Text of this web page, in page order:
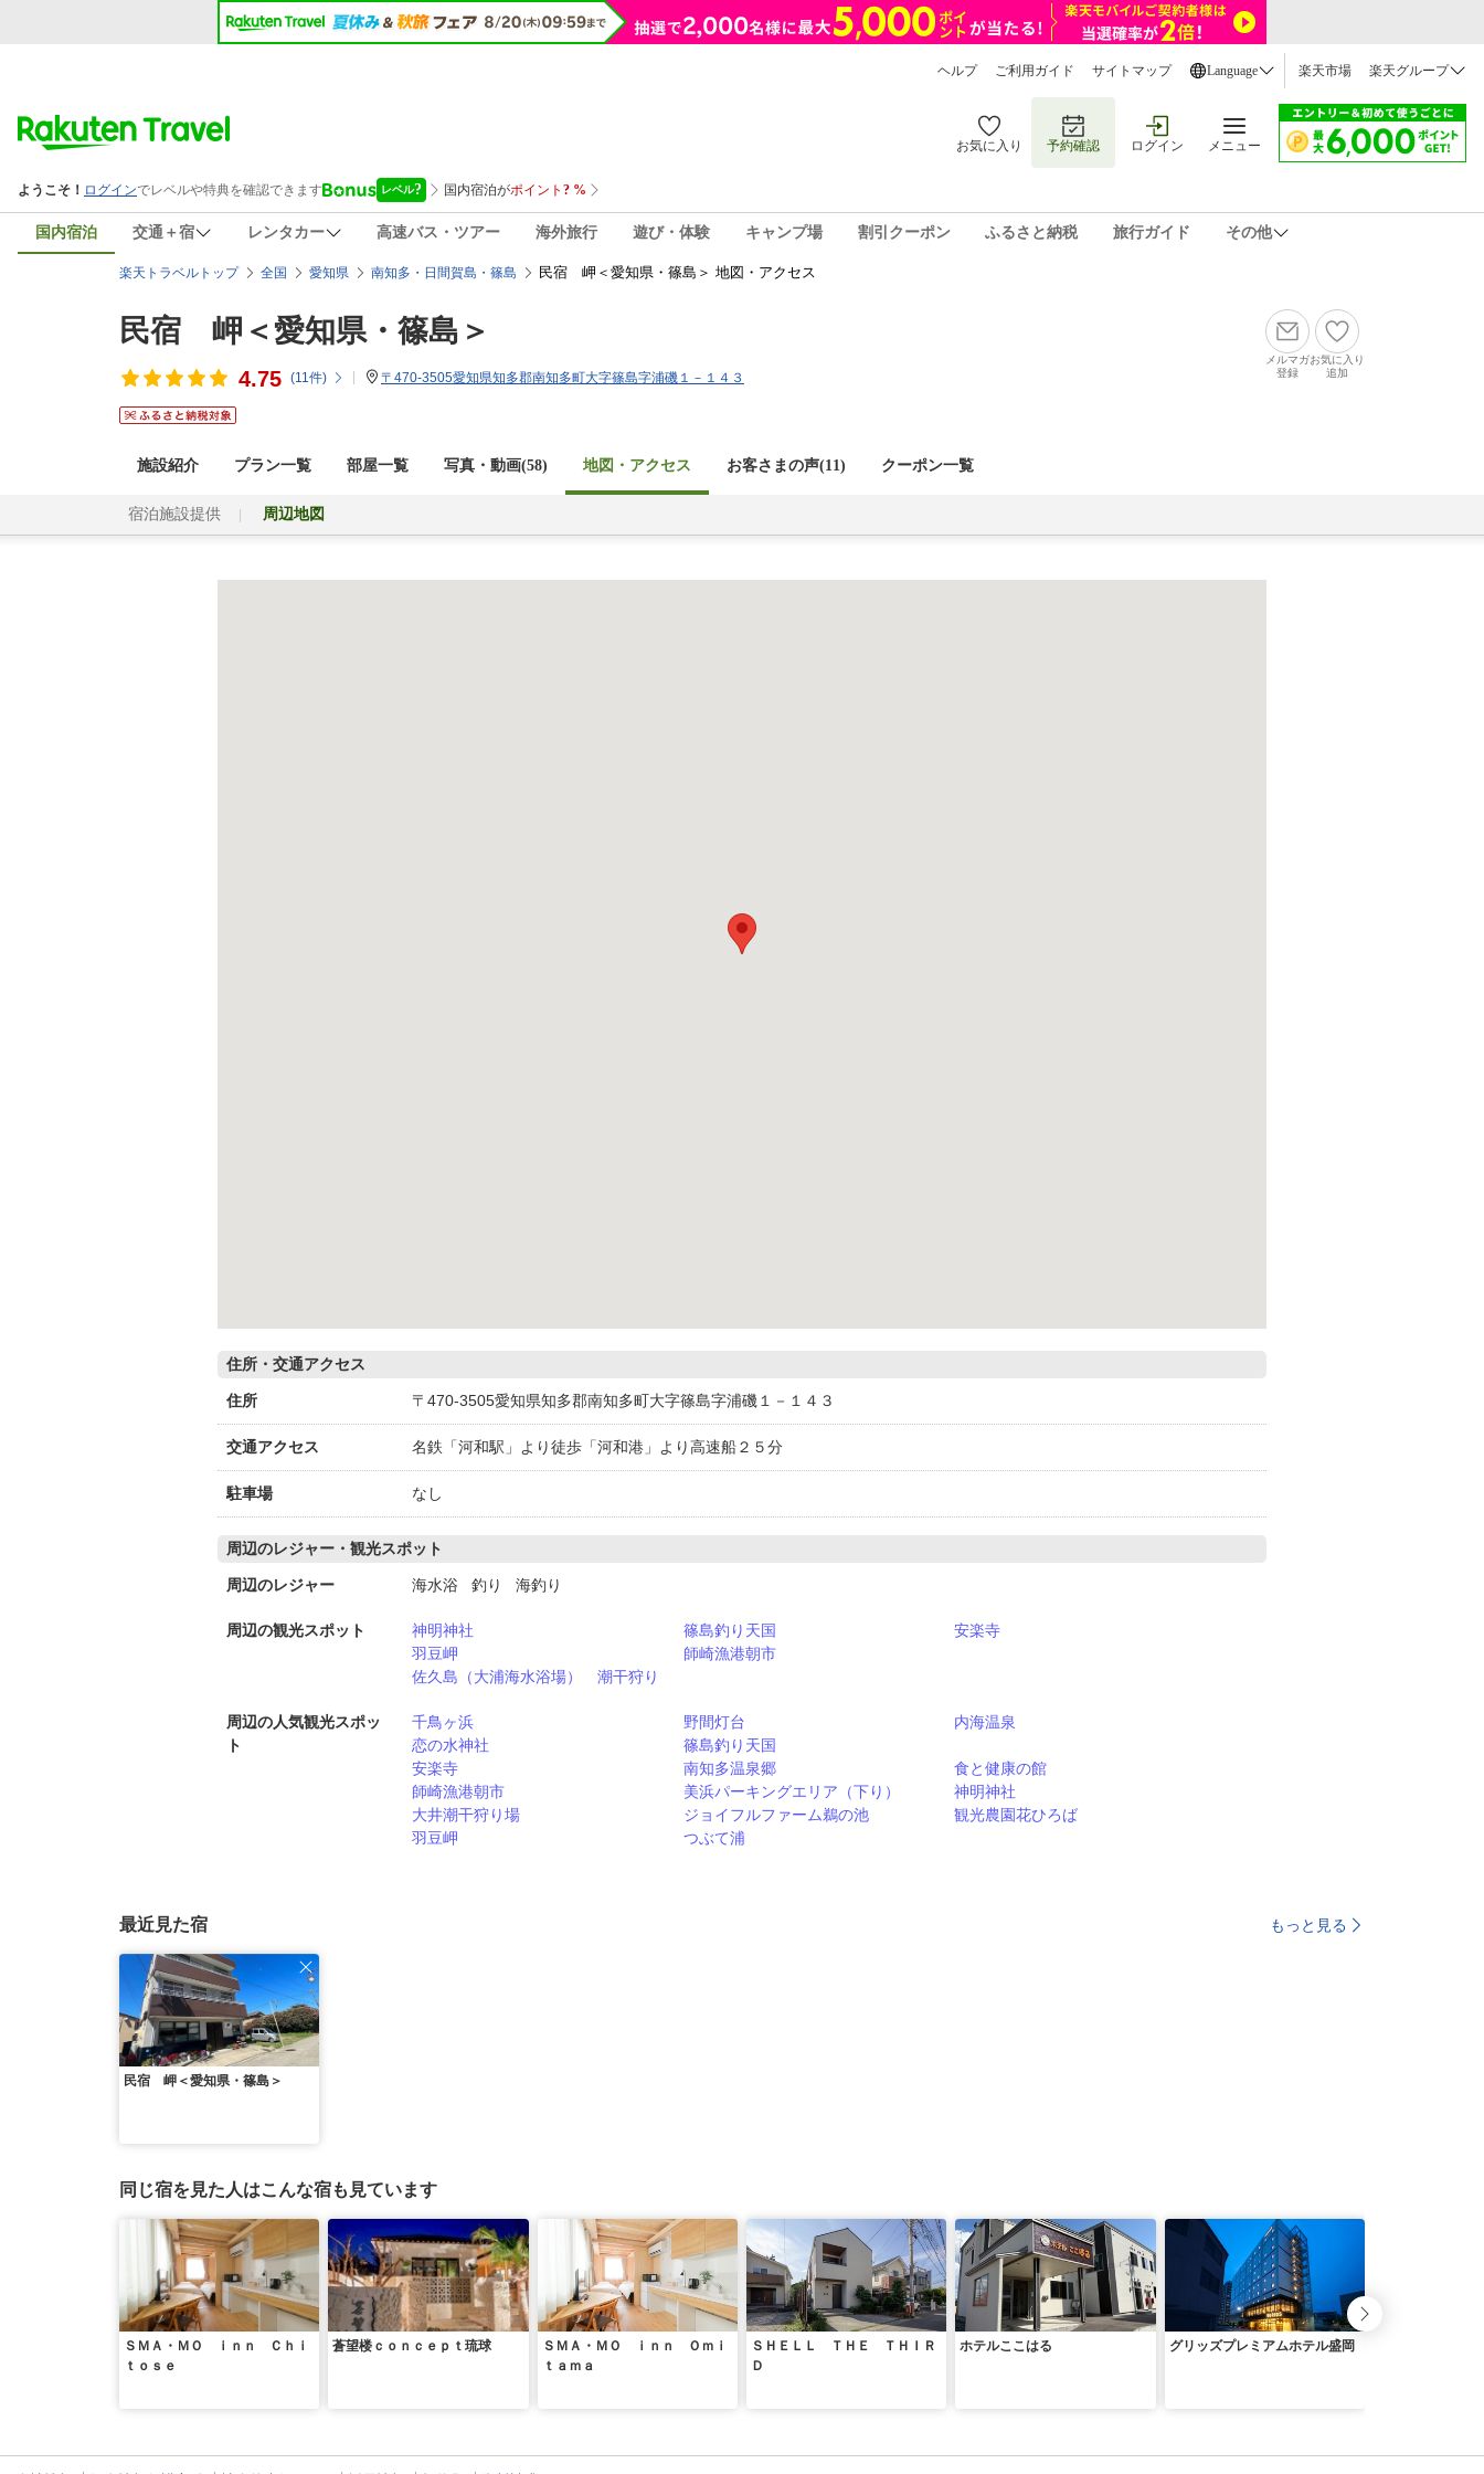
ヘルプ ご利用ガイド サイトマップ Language 楽天市場 楽天グループ
お気に入り 予約確認 ログイン メニュー
国内宿泊 交通＋宿 レンタカー 高速バス・ツアー 海外旅行 遊び・体験 キャンプ場 割引クーポン ふるさと納税 旅行ガイド その他
楽天トラベルトップ 全国 愛知県 南知多・日間賀島・篠島 民宿 岬＜愛知県・篠島＞ 地図・アクセス
民宿 岬＜愛知県・篠島＞
4.75 (11件) 〒470-3505愛知県知多郡南知多町大字篠島字浦磯１－１４３
メルマガ
登録
お気に入り
追加
施設紹介 プラン一覧 部屋一覧 写真・動画(58) 地図・アクセス お客さまの声(11) クーポン一覧
宿泊施設提供 周辺地図
住所・交通アクセス
住所 〒470-3505愛知県知多郡南知多町大字篠島字浦磯１－１４３
交通アクセス 名鉄「河和駅」より徒歩「河和港」より高速船２５分
駐車場 なし
周辺のレジャー・観光スポット
周辺のレジャー 海水浴 釣り 海釣り
周辺の観光スポット 神明神社 篠島釣り天国
安楽寺
羽豆岬
師崎漁港朝市
佐久島（大浦海水浴場） 潮干狩り
周辺の人気観光スポッ
ト
千鳥ヶ浜 野間灯台
内海温泉
恋の水神社
篠島釣り天国
安楽寺
南知多温泉郷
食と健康の館
師崎漁港朝市
美浜パーキングエリア（下り）
神明神社
大井潮干狩り場
ジョイフルファーム鵜の池
観光農園花ひろば
羽豆岬
つぶて浦
最近見た宿 もっと見る
民宿 岬＜愛知県・篠島＞
同じ宿を見た人はこんな宿も見ています
ＳＭＡ・ＭＯ ｉｎｎ Ｃｈｉ
ｔｏｓｅ
蒼望楼ｃｏｎｃｅｐｔ琉球
ＳＭＡ・ＭＯ ｉｎｎ Ｏｍｉ
ｔａｍａ
ＳＨＥＬＬ ＴＨＥ ＴＨＩＲ
Ｄ
ホテルここはる グリッズプレミアムホテル盛岡